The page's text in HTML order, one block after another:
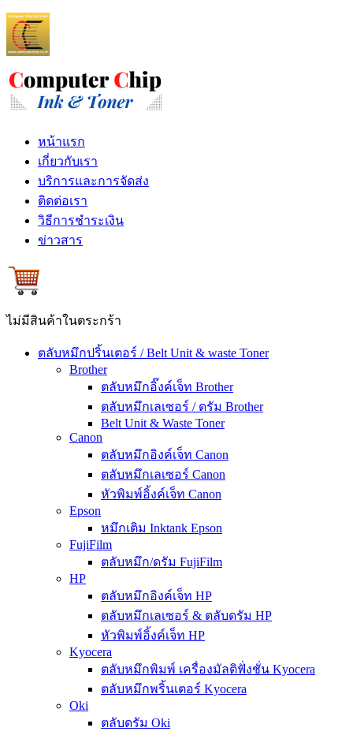
หน้าแรก
เกี่ยวกับเรา
บริการและการจัดส่ง
ติดต่อเรา
วิธีการชำระเงิน
ข่าวสาร
ไม่มีสินค้าในตระกร้า
ตลับหมึกปริ้นเตอร์ / Belt Unit & waste Toner
Brother
ตลับหมึกอิ๊งค์เจ็ท Brother
ตลับหมึกเลเซอร์ / ดรัม Brother
Belt Unit & Waste Toner
Canon
ตลับหมึกอิงค์เจ็ท Canon
ตลับหมึกเลเซอร์ Canon
หัวพิมพ์อิ้งค์เจ็ท Canon
Epson
หมึกเติม Inktank Epson
FujiFilm
ตลับหมึก/ดรัม FujiFilm
HP
ตลับหมึกอิงค์เจ็ท HP
ตลับหมึกเลเซอร์ & ตลับดรัม HP
หัวพิมพ์อิ้งค์เจ็ท HP
Kyocera
ตลับหมึกพิมพ์ เครื่องมัลติฟั่งชั่น Kyocera
ตลับหมึกพริ้นเตอร์ Kyocera
Oki
ตลับดรัม Oki